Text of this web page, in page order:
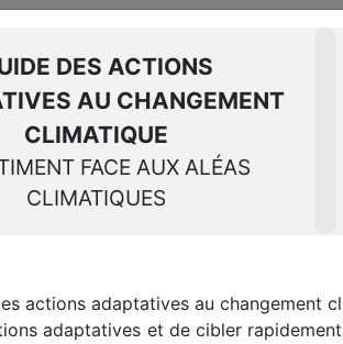
ESTATE RESOURCE CENTER
Log in
TO THE
REAL
studies, regulatory
Observatory provides
sector's ecological transition.
DES ACTIONS
AU CHANGEMENT
CLIMATIQUE
FACE AUX ALÉAS
CLIMATIQUES
actions adaptatives au changement
adaptatives et de cibler